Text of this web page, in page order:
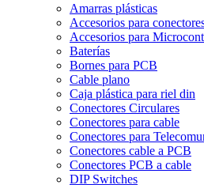
Amarras plásticas
Accesorios para
Accesorios para
Baterías
Bornes para PCB
Cable plano
Caja plástica para riel din
Conectores Circulares
Conectores para cable
Conectores para
Conectores cable a PCB
Conectores PCB a cable
DIP Switches